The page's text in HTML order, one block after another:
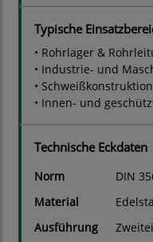
Typische
• Rohrlager &
• Industrie- und
•
• Innen- und
Technische Eckdaten
Norm
DIN
Material
Ausführung